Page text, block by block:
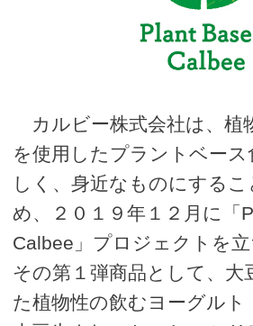
カルビー株式会社は、植
を使用したプラントベー
しく、身近なものにする
め、２０１９年１２月に「
Calbee」プロジェクトを立
その第１弾商品として、大
た植物性の飲むヨーグルト